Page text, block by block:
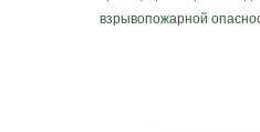
взрывопожарной